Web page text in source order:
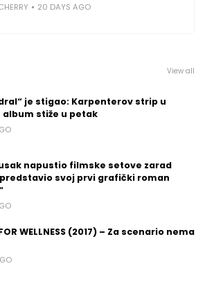
20 DAYS AGO
View all
je stigao: Karpenterov strip u
album stiže u petak
napustio filmske setove zarad
svoj prvi grafički roman
WELLNESS (2017) – Za scenario nema